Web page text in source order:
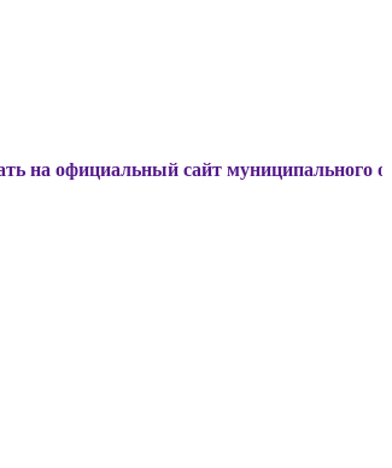
сайт муниципального